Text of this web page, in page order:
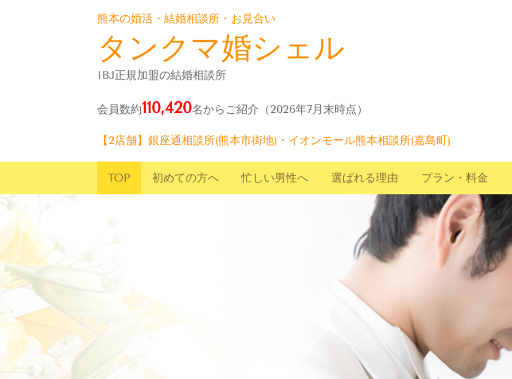
熊本の婚活・結婚相談所・お見合い
タンクマ婚シェル
IBJ正規加盟の結婚相談所
会員数約110,420名からご紹介 （2026年7月末時点）
【2店舗】銀座通相談所(熊本市街地)・イオンモール熊本相談所(嘉島町)
TOP 初めての方へ 忙しい男性へ 選ばれる理由 プラン・料金